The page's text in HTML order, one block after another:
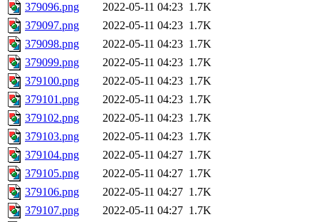
379096.png
2022-05-11 04:23 1.7K
379097.png
2022-05-11 04:23 1.7K
379098.png
2022-05-11 04:23 1.7K
379099.png
2022-05-11 04:23 1.7K
379100.png
2022-05-11 04:23 1.7K
379101.png
2022-05-11 04:23 1.7K
379102.png
2022-05-11 04:23 1.7K
379103.png
2022-05-11 04:23 1.7K
379104.png
2022-05-11 04:27 1.7K
379105.png
2022-05-11 04:27 1.7K
379106.png
2022-05-11 04:27 1.7K
379107.png
2022-05-11 04:27 1.7K